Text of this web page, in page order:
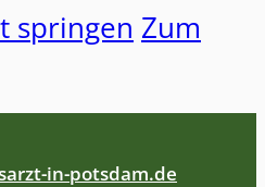
springen Zum
in-potsdam.de